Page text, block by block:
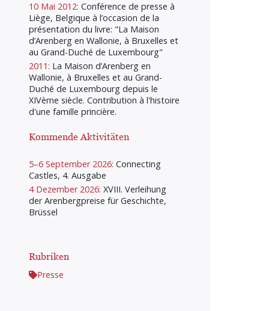
10 Mai 2012: Conférence de presse à
Liège, Belgique à l’occasion de la
présentation du livre: "La Maison
d’Arenberg en Wallonie, à Bruxelles et
au Grand-Duché de Luxembourg"
2011: La Maison d’Arenberg en
Wallonie, à Bruxelles et au Grand-
Duché de Luxembourg depuis le
XIVème siècle. Contribution à l'histoire
d'une famille princière.
Kommende Aktivitäten
5–6 September 2026: Connecting
Castles, 4. Ausgabe
4 Dezember 2026: XVIII. Verleihung
der Arenbergpreise für Geschichte,
Brüssel
Rubriken
Presse